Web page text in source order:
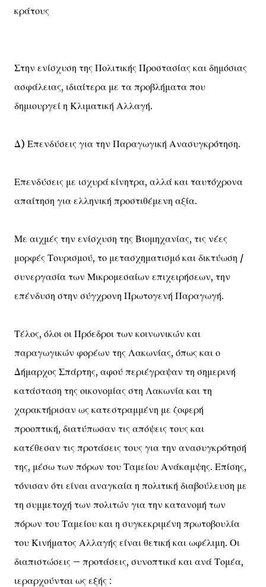
κράτους
Στην ενίσχυση της Πολιτικής Προστασίας και δημόσιας
ασφάλειας, ιδιαίτερα με τα προβλήματα που
δημιουργεί η Κλιματική Αλλαγή.
Δ) Επενδύσεις για την Παραγωγική Ανασυγκρότηση.
Επενδύσεις με ισχυρά κίνητρα, αλλά και ταυτόχρονα
απαίτηση για ελληνική προστιθέμενη αξία.
Με αιχμές την ενίσχυση της Βιομηχανίας, τις νέες
μορφές Τουρισμού, το μετασχηματισμό και δικτύωση /
συνεργασία των Μικρομεσαίων επιχειρήσεων, την
επένδυση στην σύγχρονη Πρωτογενή Παραγωγή.
Τέλος, όλοι οι Πρόεδροι των κοινωνικών και
παραγωγικών φορέων της Λακωνίας, όπως και ο
Δήμαρχος Σπάρτης, αφού περιέγραψαν τη σημερινή
κατάσταση της οικονομίας στη Λακωνία και τη
χαρακτήρισαν ως κατεστραμμένη με ζοφερή
προοπτική, διατύπωσαν τις απόψεις τους και
κατέθεσαν τις προτάσεις τους για την ανασυγκρότησή
της, μέσω των πόρων του Ταμείου Ανάκαμψης. Επίσης,
τόνισαν ότι είναι αναγκαία η πολιτική διαβούλευση με
τη συμμετοχή των πολιτών για την κατανομή των
πόρων του Ταμείου και η συγκεκριμένη πρωτοβουλία
του Κινήματος Αλλαγής είναι θετική και ωφέλιμη. Οι
διαπιστώσεις – προτάσεις, συνοπτικά και ανά Τομέα,
ιεραρχούνται ως εξής :